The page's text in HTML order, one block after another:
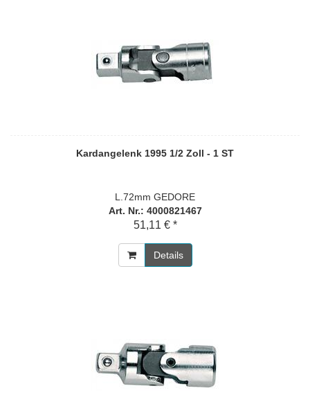
Kardangelenk 1995 1/2 Zoll - 1 ST
L.72mm GEDORE
Art. Nr.: 4000821467
51,11 € *
Details